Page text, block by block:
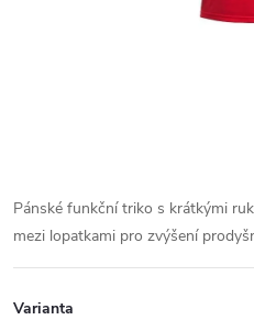
Pánské funkční triko s krátkými
mezi lopatkami pro zvýšení
Varianta